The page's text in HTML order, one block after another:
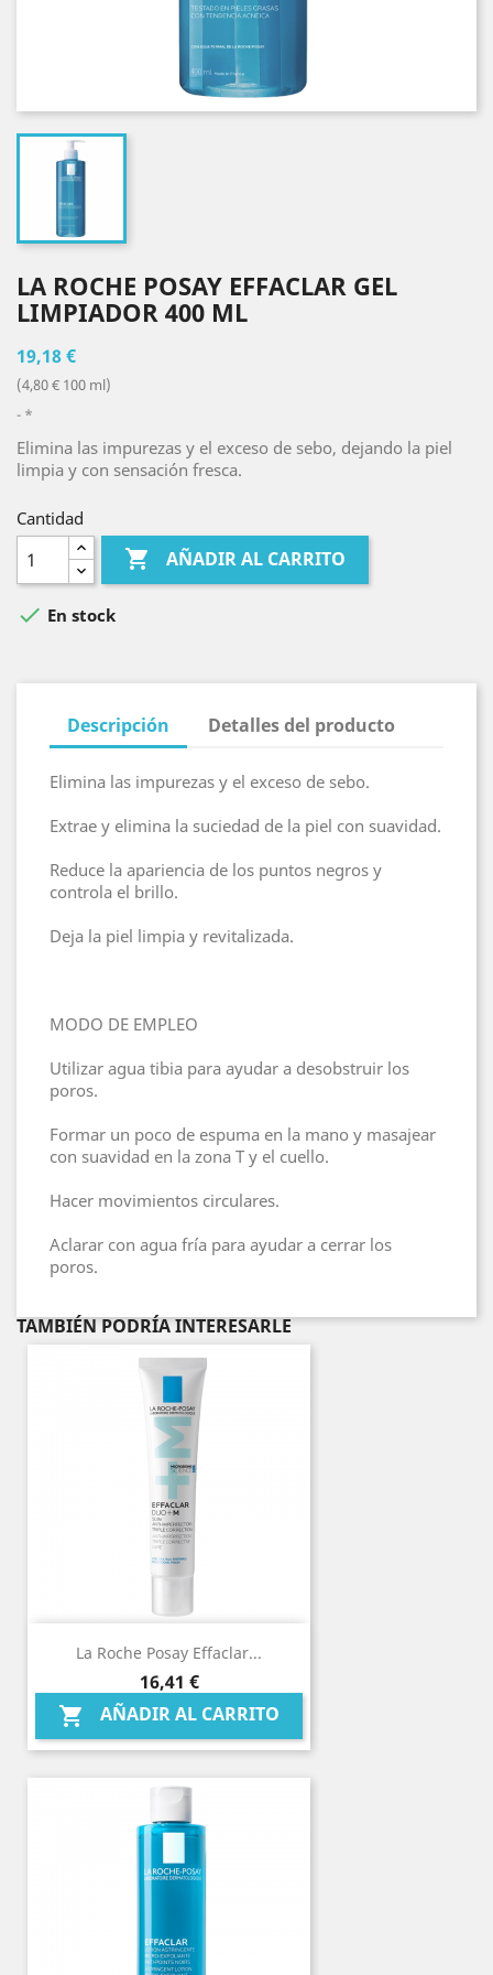
LA ROCHE POSAY EFFACLAR GEL
LIMPIADOR 400 ML
19,18 €
(4,80 € 100 ml)
*
Elimina las impurezas y el exceso de sebo, dejando la piel
limpia y con sensación fresca.
Cantidad
 AÑADIR AL CARRITO
 En stock
Descripción Detalles del producto
Elimina las impurezas y el exceso de sebo.
Extrae y elimina la suciedad de la piel con suavidad.
Reduce la apariencia de los puntos negros y
controla el brillo.
Deja la piel limpia y revitalizada.
MODO DE EMPLEO
Utilizar agua tibia para ayudar a desobstruir los
poros.
Formar un poco de espuma en la mano y masajear
con suavidad en la zona T y el cuello.
Hacer movimientos circulares.
Aclarar con agua fría para ayudar a cerrar los
poros.
TAMBIÉN PODRÍA INTERESARLE
La Roche Posay Effaclar...
Precio
16,41 €
 AÑADIR AL CARRITO